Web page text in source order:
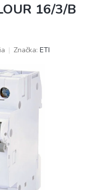
16/3/B
Značka: ETI